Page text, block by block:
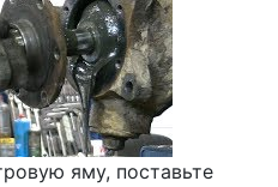
яму, поставьте